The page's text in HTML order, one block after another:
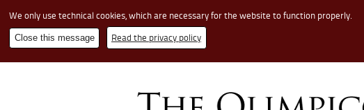
We only use technical cookies, which are necessary for the website to function properly.
Close this message Read the privacy policy